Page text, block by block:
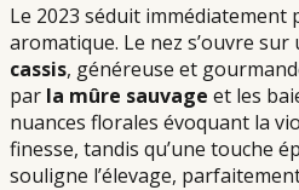
Le 2023 séduit immédiatement
aromatique. Le nez s’ouvre sur
cassis, généreuse et
par la mûre sauvage et les
nuances florales évoquant la
finesse, tandis qu’une touche
souligne l’élevage,